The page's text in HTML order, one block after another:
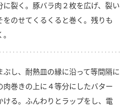
に裂く。豚バラ肉２枚を広げ、裂い
をのせてくるくると巻く。残りも
ぶし、耐熱皿の縁に沿って等間隔に
肉巻きの上に４等分にしたバター
ける。ふんわりとラップをし、電